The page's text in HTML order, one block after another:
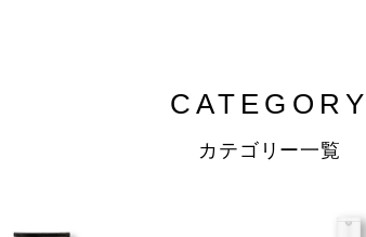
CATEGORY
カテゴリー一覧